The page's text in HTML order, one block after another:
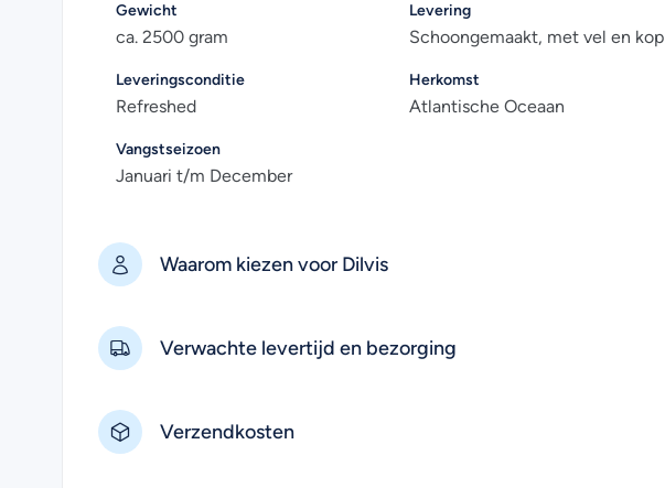
Gewicht
ca. 2500 gram
Levering
Schoongemaakt, met vel en kop
Leveringsconditie
Refreshed
Herkomst
Atlantische Oceaan
Vangstseizoen
Januari t/m December
Waarom kiezen voor Dilvis
Verwachte levertijd en bezorging
Verzendkosten